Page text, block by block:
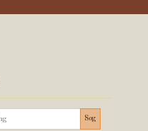
Søg